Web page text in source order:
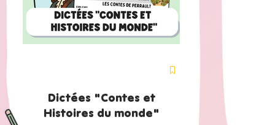
Dictées "Contes et
Histoires du monde"